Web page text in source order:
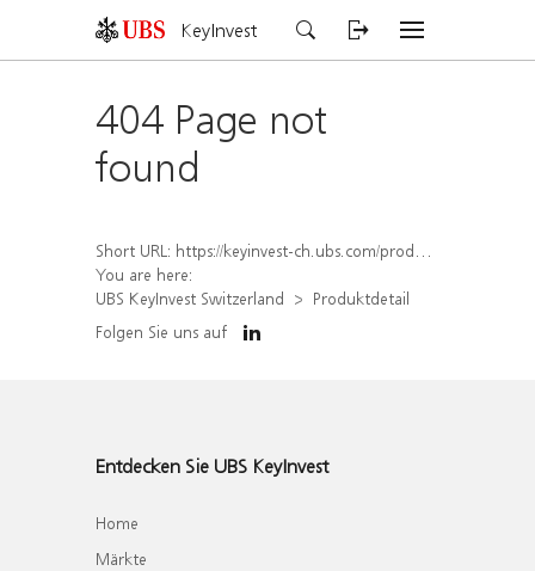
KeyInvest
404 Page not
found
Short URL: https://keyinvest-ch.ubs.com/produkt/detail/index/isin/CH1567404202
You are here:
UBS KeyInvest Switzerland
Produktdetail
Folgen Sie uns auf
Entdecken Sie UBS KeyInvest
Home
Märkte